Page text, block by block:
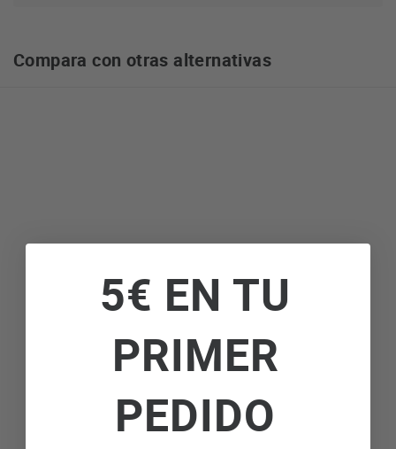
Compara con otras alternativas
5€ EN TU
PRIMER
PEDIDO